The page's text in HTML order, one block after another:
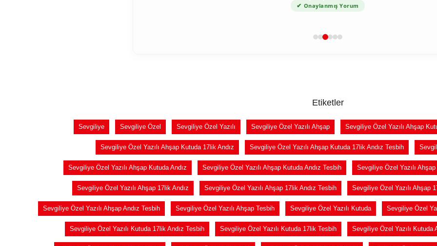
✔ Onaylanmış Yorum
✔ Onaylanmış Yorum
Etiketler
Sevgiliye Sevgiliye Özel Sevgiliye Özel Yazılı Sevgiliye Özel Yazılı Ahşap Sevgiliye Özel Yazılı Ahşap
Sevgiliye Özel Yazılı Ahşap Kutuda 17lik Andız Sevgiliye Özel Yazılı Ahşap Kutuda 17lik Andız Tesbih
Sevgiliye Özel Yazılı Ahşap Kutuda Andız Sevgiliye Özel Yazılı Ahşap Kutuda Andız Tesbih Sevgiliye Özel Yazılı
Sevgiliye Özel Yazılı Ahşap 17lik Andız Sevgiliye Özel Yazılı Ahşap 17lik Andız Tesbih Sevgiliye Özel Yazılı Ahşap
Sevgiliye Özel Yazılı Ahşap Andız Tesbih Sevgiliye Özel Yazılı Ahşap Tesbih Sevgiliye Özel Yazılı Kutuda Sevgiliye Özel
Sevgiliye Özel Yazılı Kutuda 17lik Andız Tesbih Sevgiliye Özel Yazılı Kutuda 17lik Tesbih Sevgiliye Özel Yazılı Kutuda